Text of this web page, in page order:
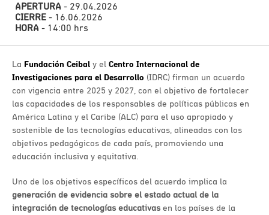
APERTURA - 29.04.2026
CIERRE - 16.06.2026
HORA - 14:00 hrs
La Fundación Ceibal y el Centro Internacional de
Investigaciones para el Desarrollo (IDRC) firman un acuerdo
con vigencia entre 2025 y 2027, con el objetivo de fortalecer
las capacidades de los responsables de políticas públicas en
América Latina y el Caribe (ALC) para el uso apropiado y
sostenible de las tecnologías educativas, alineadas con los
objetivos pedagógicos de cada país, promoviendo una
educación inclusiva y equitativa.
Uno de los objetivos específicos del acuerdo implica la
generación de evidencia sobre el estado actual de la
integración de tecnologías educativasen los países de la